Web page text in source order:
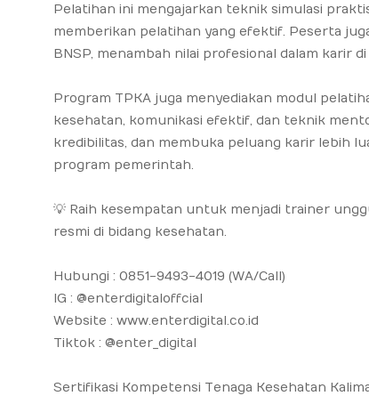
Pelatihan ini mengajarkan teknik simulasi
memberikan pelatihan yang efektif. Peserta
BNSP, menambah nilai profesional dalam karir
Program TPKA juga menyediakan modul
kesehatan, komunikasi efektif, dan teknik
kredibilitas, dan membuka peluang karir lebih
program pemerintah.
💡 Raih kesempatan untuk menjadi trainer
resmi di bidang kesehatan.
Hubungi : 0851-9493-4019 (WA/Call)
IG : @enterdigitaloffcial
Website : www.enterdigital.co.id
Tiktok : @enter_digital
Sertifikasi Kompetensi Tenaga Kesehatan